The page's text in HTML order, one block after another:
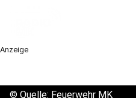
Anzeige
© Quelle: Feuerwehr MK